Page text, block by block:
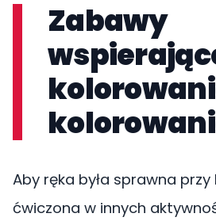
Zabawy
Aby ręka była sprawna
ćwiczona w innych